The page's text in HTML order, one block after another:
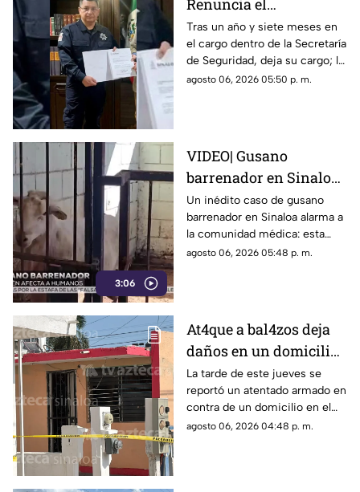
Renuncia el
subsecretario
Humberto Zerón
Martínez
Tras un año y siete meses en
el cargo dentro de la Secretaría
de Seguridad, deja su cargo; la
dependencia aún no revela a
agosto 06, 2026 05:50 p. m.
3:06
VIDEO| Gusano
barrenador en Sinaloa:
riesgos para humanos
y ganado
Un inédito caso de gusano
barrenador en Sinaloa alarma a
la comunidad médica: esta
larva, capaz de causar miasis
agosto 06, 2026 05:48 p. m.
At4que a bal4zos deja
daños en un domicilio
del Infonavit Playas, en
Mazatlán
La tarde de este jueves se
reportó un atentado armado en
contra de un domicilio en el
puerto de Mazatlán
agosto 06, 2026 04:48 p. m.